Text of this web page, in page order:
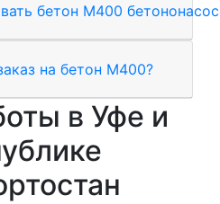
бетон М400
на бетон М400?
в Уфе и